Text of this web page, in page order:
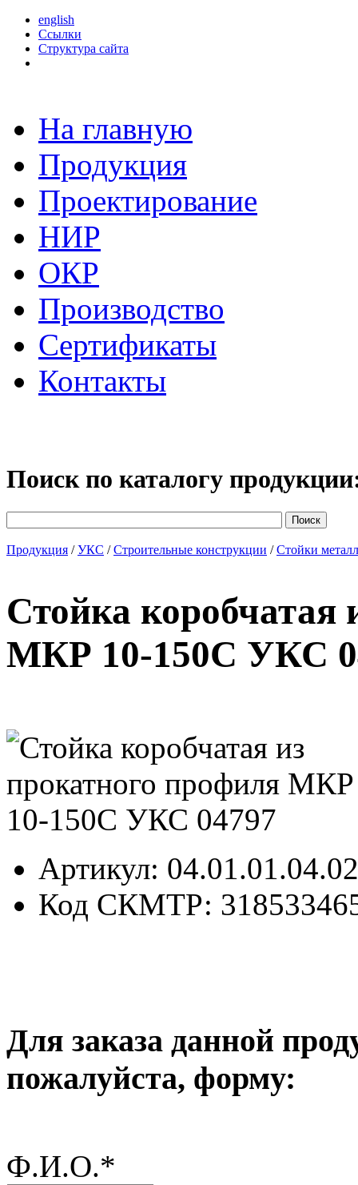
english
Ссылки
Структура сайта
На главную
Продукция
Проектирование
НИР
ОКР
Производство
Сертификаты
Контакты
Поиск по каталогу
Продукция /УКС /Строительные конструкции /Стойки
Стойка коробчатая
МКР 10-150С УКС
Артикул:
Код СКМТР:
Для заказа данной
пожалуйста, форму:
Ф.И.О.*